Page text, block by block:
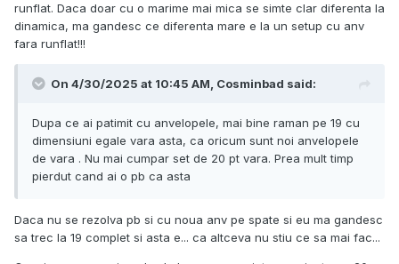
runflat. Daca doar cu o marime mai mica se simte clar diferenta la
dinamica, ma gandesc ce diferenta mare e la un setup cu anv
fara runflat!!!
On 4/30/2025 at 10:45 AM, Cosminbad said:
Dupa ce ai patimit cu anvelopele, mai bine raman pe 19 cu
dimensiuni egale vara asta, ca oricum sunt noi anvelopele
de vara . Nu mai cumpar set de 20 pt vara. Prea mult timp
pierdut cand ai o pb ca asta
Daca nu se rezolva pb si cu noua anv pe spate si eu ma gandesc
sa trec la 19 complet si asta e... ca altceva nu stiu ce sa mai fac...